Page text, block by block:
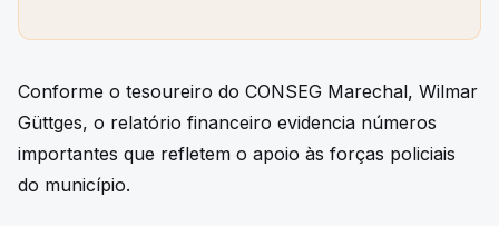
Conforme o tesoureiro do CONSEG Marechal, Wilmar
Güttges, o relatório financeiro evidencia números
importantes que refletem o apoio às forças policiais
do município.